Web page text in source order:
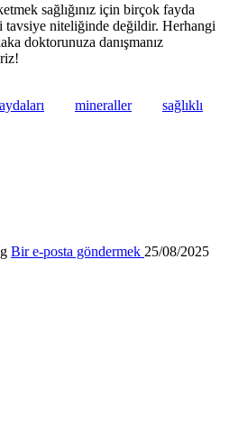
sağlığınız için birçok fayda
tavsiye niteliğinde değildir. Herhangi
doktorunuza danışmanız
mineraller
sağlıklı
Bir e-posta göndermek 25/08/2025